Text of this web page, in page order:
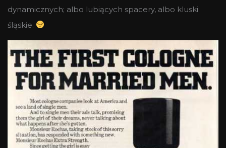
dynamicznych; albo lubiących spacery, albo kluski
śląskie.